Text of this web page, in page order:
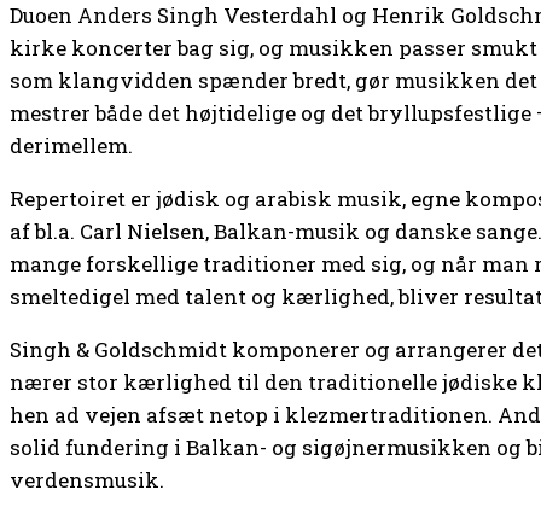
Duoen Anders Singh Vesterdahl og Henrik
kirke koncerter bag sig, og musikken passer
som klangvidden spænder bredt, gør musikken det
mestrer både det højtidelige og det bryllupsfestlige
derimellem.
Repertoiret er jødisk og arabisk musik, egne
af bl.a. Carl Nielsen, Balkan-musik og danske
mange forskellige traditioner med sig, og når man
smeltedigel med talent og kærlighed, bliver
Singh & Goldschmidt komponerer og arrangerer
nærer stor kærlighed til den traditionelle jødiske
hen ad vejen afsæt netop i klezmertraditionen.
solid fundering i Balkan- og sigøjnermusikken og
verdensmusik.